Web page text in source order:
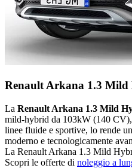
Renault Arkana 1.3
La Renault Arkana 1.3 Mild
mild-hybrid da 103kW (140 CV),
linee fluide e sportive, lo rende
moderno e tecnologicamente
La Renault Arkana 1.3 Mild
Scopri le offerte di noleggio a